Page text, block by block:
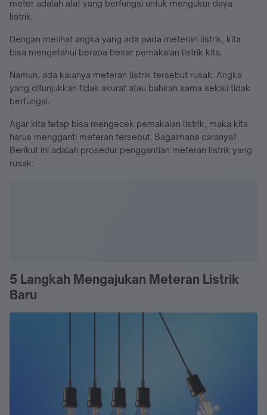
meter adalah alat yang berfungsi untuk mengukur daya
listrik.
Dengan melihat angka yang ada pada meteran listrik, kita
bisa mengetahui berapa besar pemakaian listrik kita.
Namun, ada kalanya meteran listrik tersebut rusak. Angka
yang ditunjukkan tidak akurat atau bahkan sama sekali tidak
berfungsi.
Agar kita tetap bisa mengecek pemakaian listrik, maka kita
harus mengganti meteran tersebut. Bagaimana caranya?
Berikut ini adalah prosedur penggantian meteran listrik yang
rusak.
5 Langkah Mengajukan Meteran Listrik
Baru